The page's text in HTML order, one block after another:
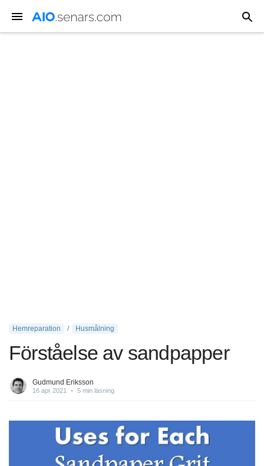
Hemreparation Husmålning
Förståelse av sandpapper
Gudmund Eriksson
16 apr 2021 • 5 min läsning